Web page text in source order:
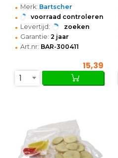
• Merk: Bartscher
• voorraad controleren
• Levertijd: zoeken
• Garantie: 2 jaar
• Art.nr: BAR-300411
15,39
1